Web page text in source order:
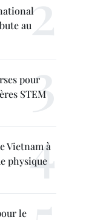
au
pour
STEM
Vietnam à
physique
le